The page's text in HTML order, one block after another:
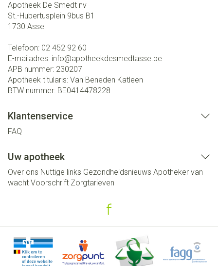
Apotheek De Smedt nv
St.-Hubertusplein 9bus B1
1730 Asse
Telefoon: 02 452 92 60
E-mailadres: info@apotheekdesmedtasse.be
APB nummer: 230207
Apotheek titularis: Van Beneden Katleen
BTW nummer: BE0414478228
Klantenservice
FAQ
Uw apotheek
Over ons Nuttige links Gezondheidsnieuws Apotheker van
wacht Voorschrift Zorgtarieven